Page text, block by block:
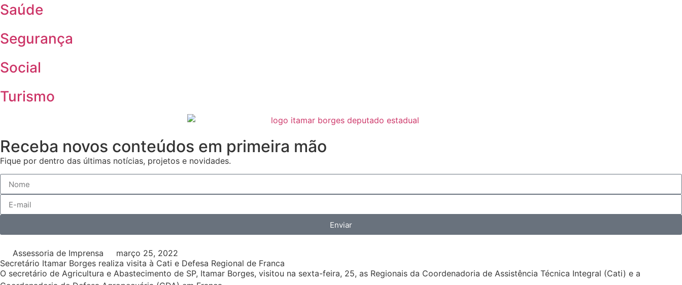
Saúde
Segurança
Social
Turismo
Receba novos conteúdos em primeira mão
Fique por dentro das últimas notícias, projetos e novidades.
Enviar
Assessoria de Imprensa
março 25, 2022
Secretário Itamar Borges realiza visita à Cati e Defesa Regional de Franca
O secretário de Agricultura e Abastecimento de SP, Itamar Borges, visitou na sexta-feira, 25, as Regionais da Coordenadoria de Assistência Técnica Integral (Cati) e a